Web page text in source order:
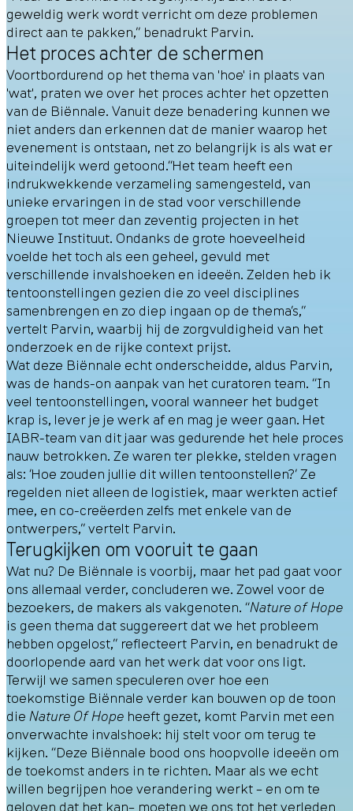
geweldig werk wordt verricht om deze problemen
direct aan te pakken,” benadrukt Parvin.
Het proces achter de schermen
Voortbordurend op het thema van 'hoe' in plaats van
'wat', praten we over het proces achter het opzetten
van de Biënnale. Vanuit deze benadering kunnen we
niet anders dan erkennen dat de manier waarop het
evenement is ontstaan, net zo belangrijk is als wat er
uiteindelijk werd getoond.“Het team heeft een
indrukwekkende verzameling samengesteld, van
unieke ervaringen in de stad voor verschillende
groepen tot meer dan zeventig projecten in het
Nieuwe Instituut. Ondanks de grote hoeveelheid
voelde het toch als een geheel, gevuld met
verschillende invalshoeken en ideeën. Zelden heb ik
tentoonstellingen gezien die zo veel disciplines
samenbrengen en zo diep ingaan op de thema’s,”
vertelt Parvin, waarbij hij de zorgvuldigheid van het
onderzoek en de rijke context prijst.
Wat deze Biënnale echt onderscheidde, aldus Parvin,
was de hands-on aanpak van het curatoren team. “In
veel tentoonstellingen, vooral wanneer het budget
krap is, lever je je werk af en mag je weer gaan. Het
IABR-team van dit jaar was gedurende het hele proces
nauw betrokken. Ze waren ter plekke, stelden vragen
als: ‘Hoe zouden jullie dit willen tentoonstellen?’ Ze
regelden niet alleen de logistiek, maar werkten actief
mee, en co-creëerden zelfs met enkele van de
ontwerpers,” vertelt Parvin.
Terugkijken om vooruit te gaan
Wat nu? De Biënnale is voorbij, maar het pad gaat voor
ons allemaal verder, concluderen we. Zowel voor de
bezoekers, de makers als vakgenoten. “Nature of Hope
is geen thema dat suggereert dat we het probleem
hebben opgelost,” reflecteert Parvin, en benadrukt de
doorlopende aard van het werk dat voor ons ligt.
Terwijl we samen speculeren over hoe een
toekomstige Biënnale verder kan bouwen op de toon
dieNature Of Hope heeft gezet, komt Parvin met een
onverwachte invalshoek: hij stelt voor om terug te
kijken. “Deze Biënnale bood ons hoopvolle ideeën om
de toekomst anders in te richten. Maar als we echt
willen begrijpen hoe verandering werkt – en om te
geloven dat het kan– moeten we ons tot het verleden